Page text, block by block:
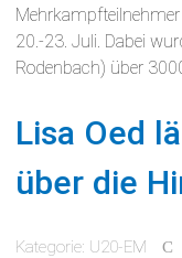
20.-23. Juli. Dabei
Rodenbach) über
Lisa Oed
über die
Kategorie: U20-EM